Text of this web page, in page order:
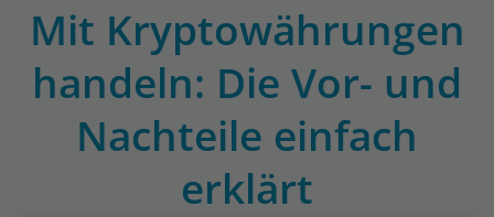
Mit Kryptowährungen
handeln: Die Vor- und
Nachteile einfach
erklärt